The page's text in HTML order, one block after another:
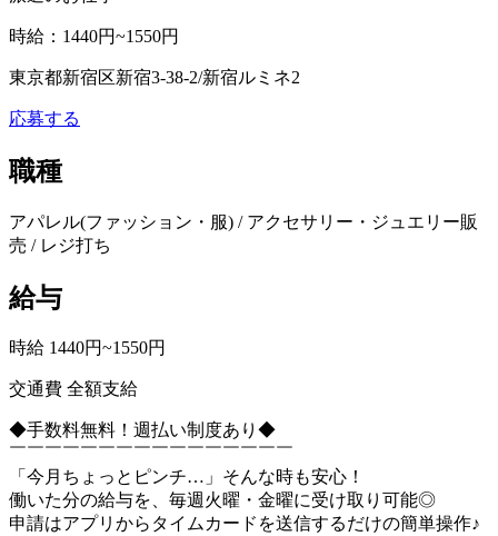
時給 ： 1440円~1550円
東京都新宿区新宿3‐38‐2/新宿ルミネ2
応募する
職種
アパレル(ファッション・服) / アクセサリー・ジュエリー販
売 / レジ打ち
給与
時給 1440円~1550円
交通費 全額支給
◆手数料無料！週払い制度あり◆
￣￣￣￣￣￣￣￣￣￣￣￣￣￣￣￣
「今月ちょっとピンチ…」そんな時も安心！
働いた分の給与を、毎週火曜・金曜に受け取り可能◎
申請はアプリからタイムカードを送信するだけの簡単操作♪